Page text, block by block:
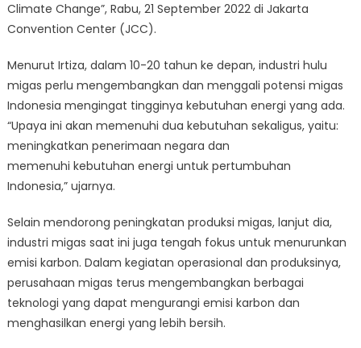
Climate Change”, Rabu, 21 September 2022 di Jakarta
Convention Center (JCC).
Menurut Irtiza, dalam 10-20 tahun ke depan, industri hulu
migas perlu mengembangkan dan menggali potensi migas
Indonesia mengingat tingginya kebutuhan energi yang ada.
“Upaya ini akan memenuhi dua kebutuhan sekaligus, yaitu:
meningkatkan penerimaan negara dan
memenuhi kebutuhan energi untuk pertumbuhan
Indonesia,” ujarnya.
Selain mendorong peningkatan produksi migas, lanjut dia,
industri migas saat ini juga tengah fokus untuk menurunkan
emisi karbon. Dalam kegiatan operasional dan produksinya,
perusahaan migas terus mengembangkan berbagai
teknologi yang dapat mengurangi emisi karbon dan
menghasilkan energi yang lebih bersih.